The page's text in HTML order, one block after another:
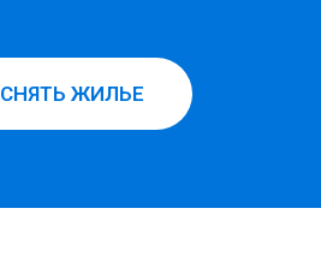
СНЯТЬ ЖИЛЬЕ